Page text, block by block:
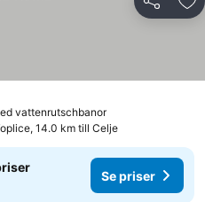
Dela
vattenrutschbanor
14.0 km till Celje
Se priser